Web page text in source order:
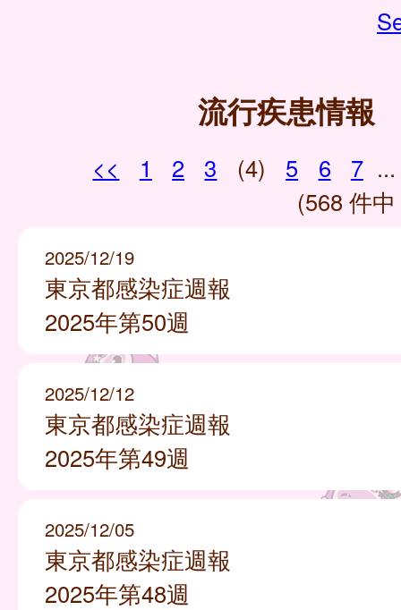
流行疾患情報
<< 1 2 3 (4) 5 6 7 ...
(568 件
2025/12/19
東京都感染症週報
2025年第50週
2025/12/12
東京都感染症週報
2025年第49週
2025/12/05
東京都感染症週報
2025年第48週